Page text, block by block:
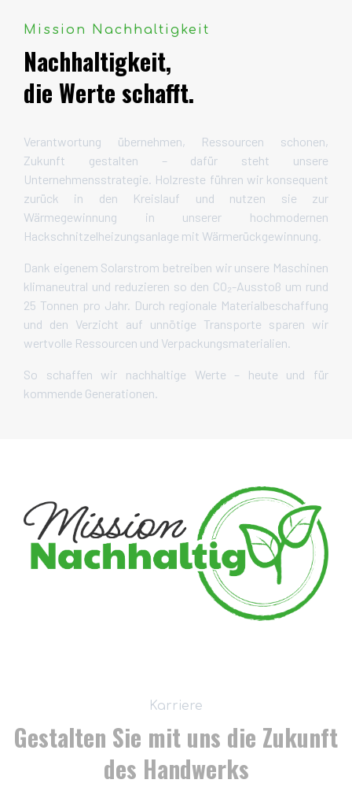
Mission Nachhaltigkeit
Nachhaltigkeit,
die Werte schafft.
Verantwortung übernehmen, Ressourcen schonen,
Zukunft gestalten – dafür steht unsere
Unternehmensstrategie. Holzreste führen wir konsequent
zurück in den Kreislauf und nutzen sie zur
Wärmegewinnung in unserer hochmodernen
Hackschnitzelheizungsanlage mit Wärmerückgewinnung.
Dank eigenem Solarstrom betreiben wir unsere Maschinen
klimaneutral und reduzieren so den CO₂-Ausstoß um rund
25 Tonnen pro Jahr. Durch regionale Materialbeschaffung
und den Verzicht auf unnötige Transporte sparen wir
wertvolle Ressourcen und Verpackungsmaterialien.
So schaffen wir nachhaltige Werte – heute und für
kommende Generationen.
Karriere
Gestalten Sie mit uns die Zukunft
des Handwerks